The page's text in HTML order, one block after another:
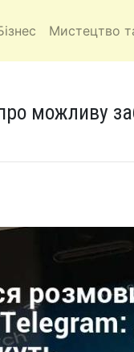
Мистецтво
можливу